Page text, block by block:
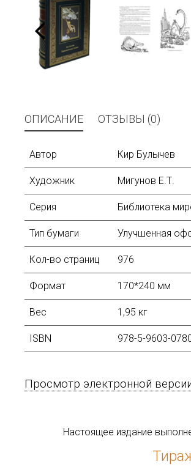
ОПИСАНИЕ ОТЗЫВЫ (0)
Автор Кир Булычев
Художник Мигунов Е.Т.
Серия Библиотека
Тип бумаги Улучшенная
Кол-во страниц 976
Формат 170*240 мм
Вес 1,95 кг
ISBN 978-5-9603-
Просмотр электронной
Настоящее издание